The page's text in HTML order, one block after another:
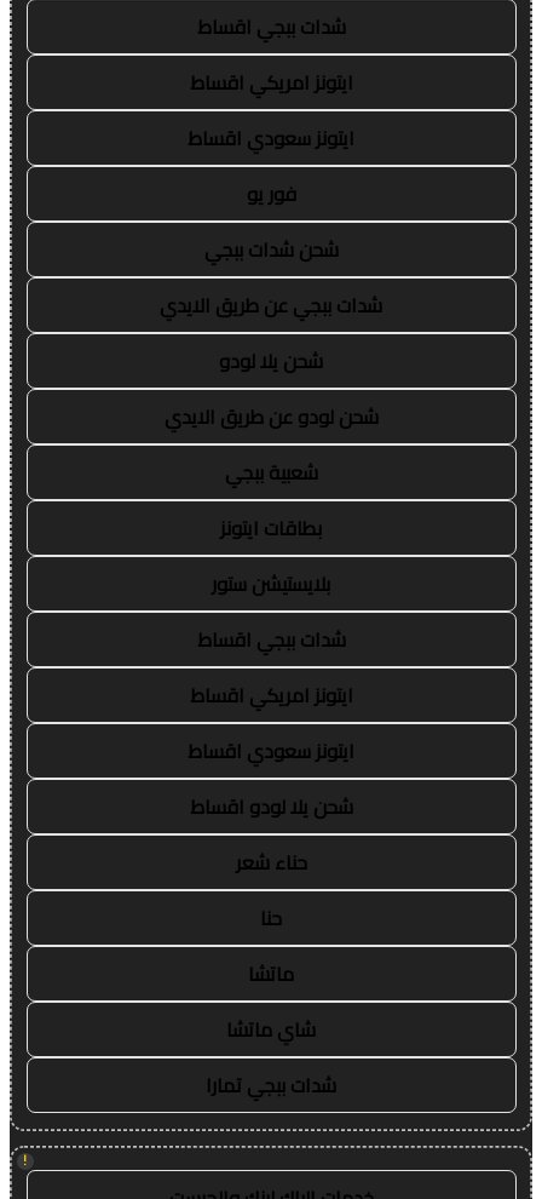
شدات ببجي اقساط
ايتونز امريكي اقساط
ايتونز سعودي اقساط
فور يو
شحن شدات ببجي
شدات ببجي عن طريق الايدي
شحن يلا لودو
شحن لودو عن طريق الايدي
شعبية ببجي
بطاقات ايتونز
بلايستيشن ستور
شدات ببجي اقساط
ايتونز امريكي اقساط
ايتونز سعودي اقساط
شحن يلا لودو اقساط
حناء شعر
حنا
ماتشا
شاي ماتشا
شدات ببجي تمارا
!